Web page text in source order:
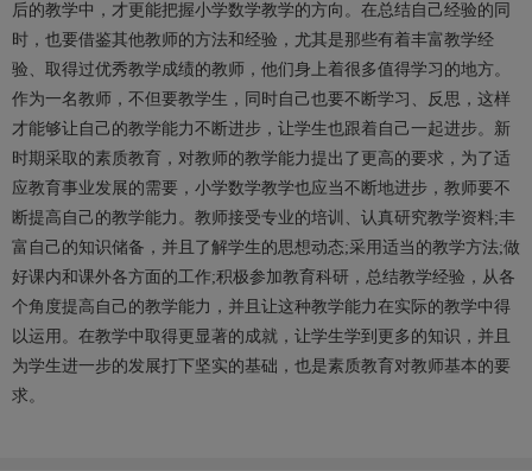
后的教学中，才更能把握小学数学教学的方向。在总结自己经验的同
时，也要借鉴其他教师的方法和经验，尤其是那些有着丰富教学经
验、取得过优秀教学成绩的教师，他们身上着很多值得学习的地方。
作为一名教师，不但要教学生，同时自己也要不断学习、反思，这样
才能够让自己的教学能力不断进步，让学生也跟着自己一起进步。新
时期采取的素质教育，对教师的教学能力提出了更高的要求，为了适
应教育事业发展的需要，小学数学教学也应当不断地进步，教师要不
断提高自己的教学能力。教师接受专业的培训、认真研究教学资料;丰
富自己的知识储备，并且了解学生的思想动态;采用适当的教学方法;做
好课内和课外各方面的工作;积极参加教育科研，总结教学经验，从各
个角度提高自己的教学能力，并且让这种教学能力在实际的教学中得
以运用。在教学中取得更显著的成就，让学生学到更多的知识，并且
为学生进一步的发展打下坚实的基础，也是素质教育对教师基本的要
求。